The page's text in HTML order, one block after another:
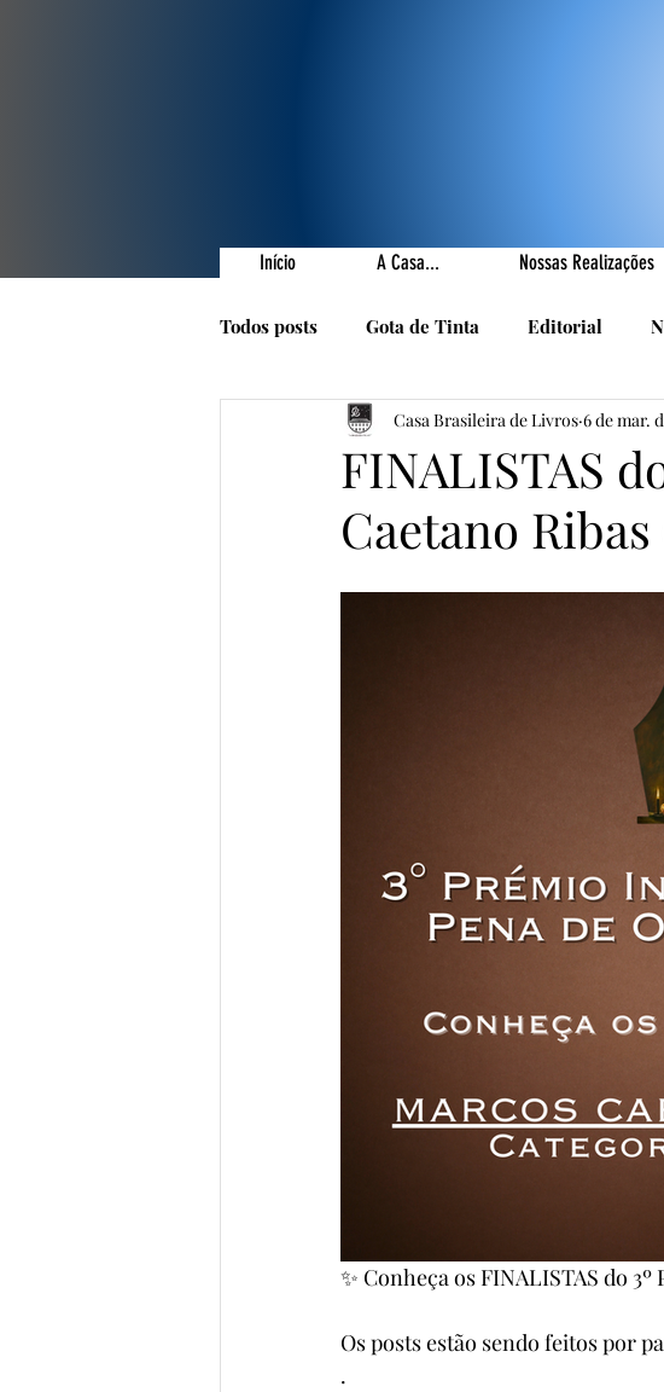
Início A Casa... Nossas Realizações
Todos posts Gota de Tinta Editorial
Prêmios Literários Nossas Realizações
1001 Poetas Autores da Casa R.
Vera
Elomar Figueira Mello Gabriel
FINALISTAS
Caetano
Casa Brasileira de Livros 6 de mar.
✨ Conheça os FINALISTAS do
Os posts estão sendo feitos por
.